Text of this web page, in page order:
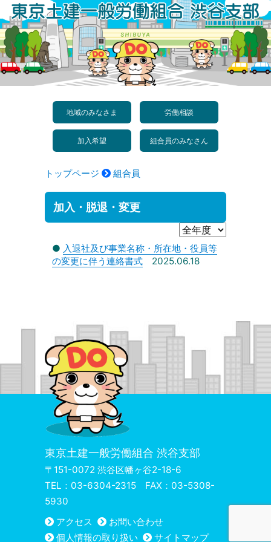
ン
テ
ン
ツ
地域のみなさま 労働相談
加入希望 組合員のみなさん
トップページ 組合員
加入・脱退・変更
● 入退社及び事業名称・所在地・役員等
の変更に伴う連絡書式
2025.06.18
東京土建一般労働組合 渋谷支部
〒151-0072 渋谷区幡ヶ谷2-18-6
TEL：03-6304-2315 FAX：03-5308-
5930
アクセス
お問い合わせ
個人情報の取り扱い
サイトマップ